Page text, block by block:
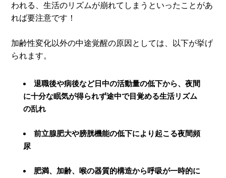
われる、生活のリズムが崩れてしまうといったことがあ
れば要注意です！
加齢性変化以外の中途覚醒の原因としては、以下が挙げ
られます。
退職後や病後など日中の活動量の低下から、夜間
に十分な眠気が得られず途中で目覚める生活リズム
の乱れ
前立腺肥大や膀胱機能の低下により起こる夜間頻
尿
肥満、加齢、喉の器質的構造から呼吸が一時的に